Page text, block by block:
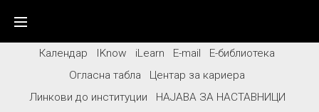
contentКалендар IKnow iLearn E-mail
Е-библиотека
Огласна табла
Центар за кариера
Линкови до институции
НАЈАВА ЗА НАСТАВНИЦИ